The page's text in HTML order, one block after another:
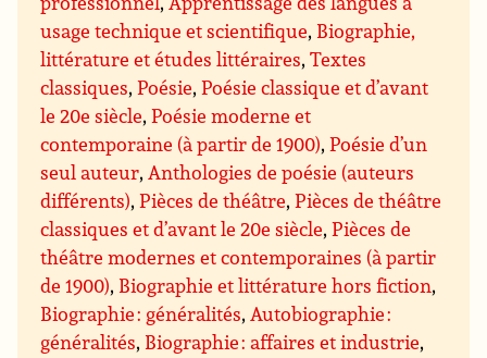
usage technique et scientifique, Biographie,
littérature et études littéraires,Textes
classiques,Poésie,Poésie classique et d’avant
le 20e siècle,Poésie moderne et
contemporaine (à partir de 1900),Poésie d’un
seul auteur,Anthologies de poésie (auteurs
différents),Pièces de théâtre,Pièces de théâtre
classiques et d’avant le 20e siècle,Pièces de
théâtre modernes et contemporaines (à partir
de 1900), Biographie et littérature hors fiction,
Biographie : généralités,Autobiographie :
généralités, Biographie : affaires et industrie,